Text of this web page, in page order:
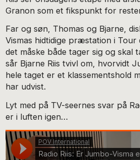
Granon som et fikspunkt for
Far og søn, Thomas og Bjarne,
Vismas hidtidige præstation i Tour
det måske både tager sig og skal
sår Bjarne Riis tvivl om, hvorvidt
hele taget er et klassementshold
har udvist.
Lyt med på TV-seernes svar på
er i luften igen…